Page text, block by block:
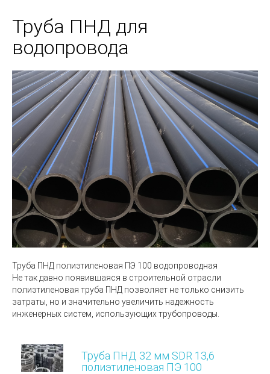
Труба ПНД для
водопровода
Труба ПНД полиэтиленовая ПЭ 100 водопроводная
Не так давно появившаяся в строительной отрасли
полиэтиленовая труба ПНД позволяет не только снизить
затраты, но и значительно увеличить надежность
инженерных систем, использующих трубопроводы
Труба ПНД 32 мм SDR 13,6
полиэтиленовая ПЭ 100